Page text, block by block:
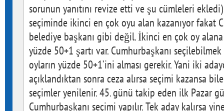
sorunun yanıtını revize etti ve şu cümleleri
seçiminde ikinci en çok oyu alan kazanıyor fakat
belediye başkanı gibi değil. İkinci en çok oy
yüzde 50+1 şartı var. Cumhurbaşkanı
oyların yüzde 50+1’ini alması gerekir. Yani iki
açıklandıktan sonra ceza alırsa seçimi kazansa
seçimler yenilenir. 45. günü takip eden ilk Pazar
Cumhurbaşkanı seçimi yapılır. Tek aday kalırsa